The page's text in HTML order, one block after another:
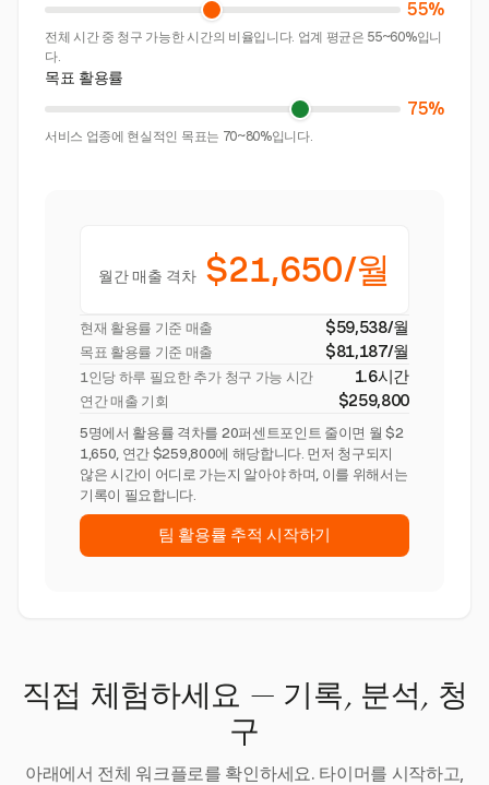
55%
전체 시간 중 청구 가능한 시간의 비율입니다. 업계 평균은 55~60%입니
다.
목표 활용률
75%
서비스 업종에 현실적인 목표는 70~80%입니다.
월간 매출 격차 $21,650/월
현재 활용률 기준 매출 $59,538/월
목표 활용률 기준 매출 $81,187/월
1인당 하루 필요한 추가 청구 가능 시간 1.6시간
연간 매출 기회 $259,800
5명에서 활용률 격차를 20퍼센트포인트 줄이면 월 $2
1,650, 연간 $259,800에 해당합니다. 먼저 청구되지
않은 시간이 어디로 가는지 알아야 하며, 이를 위해서는
기록이 필요합니다.
팀 활용률 추적 시작하기
직접 체험하세요 — 기록, 분석, 청
구
아래에서 전체 워크플로를 확인하세요. 타이머를 시작하고,